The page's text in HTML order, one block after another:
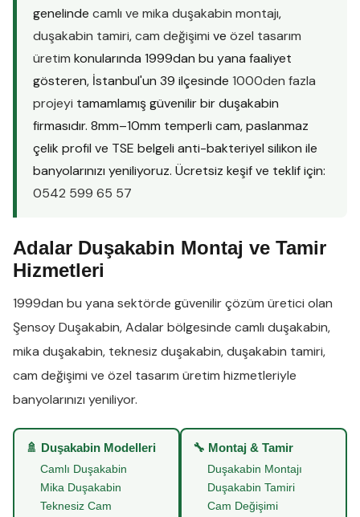
genelinde camlı ve mika duşakabin montajı,
duşakabin tamiri,cam değişimi ve özel tasarım
üretim konularında 1999dan bu yana faaliyet
gösteren, İstanbul'un 39 ilçesinde 1000den fazla
projeyi tamamlamış güvenilir bir duşakabin
firmasıdır. 8mm–10mm temperli cam, paslanmaz
çelik profil ve TSE belgeli anti-bakteriyel silikon ile
banyolarınızı yeniliyoruz. Ücretsiz keşif ve teklif için:
0542 599 65 57
Adalar Duşakabin Montaj ve Tamir
Hizmetleri
1999dan bu yana sektörde güvenilir çözüm üretici olan
Şensoy Duşakabin,Adalarbölgesinde camlı duşakabin,
mika duşakabin, teknesiz duşakabin,duşakabin tamiri,
cam değişimi ve özel tasarım üretim hizmetleriyle
banyolarınızı yeniliyor.
🚿 Duşakabin Modelleri
Camlı Duşakabin
Mika Duşakabin
Teknesiz Cam
🔧 Montaj & Tamir
Duşakabin Montajı
Duşakabin Tamiri
Cam Değişimi